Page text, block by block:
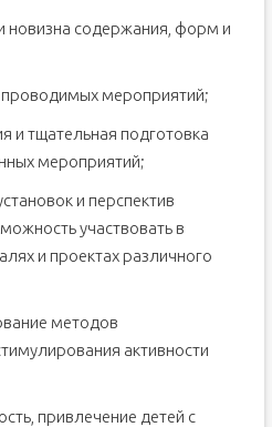
новизна содержания, форм и
проводимых мероприятий;
и тщательная подготовка
мероприятий;
и перспектив
участвовать в
и проектах различного
методов
активности
привлечение детей с